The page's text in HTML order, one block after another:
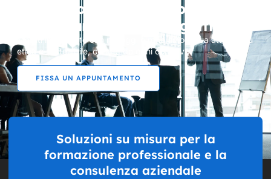
Vi stiamo aspettando per
supportare i Vostri progetti
Mettiti in contatto con noi oggi e rendiamo la tua attività più
etica e sostenibile, centrando ogni obiettivo.
FISSA UN APPUNTAMENTO
Soluzioni su misura per la
formazione professionale e la
consulenza aziendale